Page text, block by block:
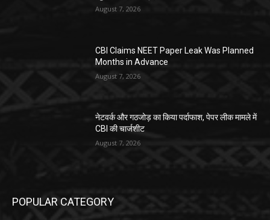
August 7, 2026
CBI Claims NEET Paper Leak Was Planned
Months in Advance
August 7, 2026
नेटवर्क और गठजोड़ का किया पर्दाफाश, पेपर लीक मामले में
CBI की चार्जशीट
August 7, 2026
POPULAR CATEGORY